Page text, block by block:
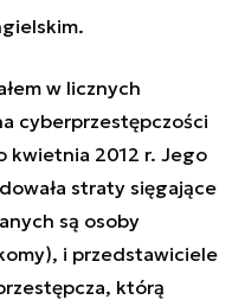
w licznych
cyberprzestępczości
kwietnia 2012 r. Jego
straty sięgające
są osoby
i przedstawiciele
którą